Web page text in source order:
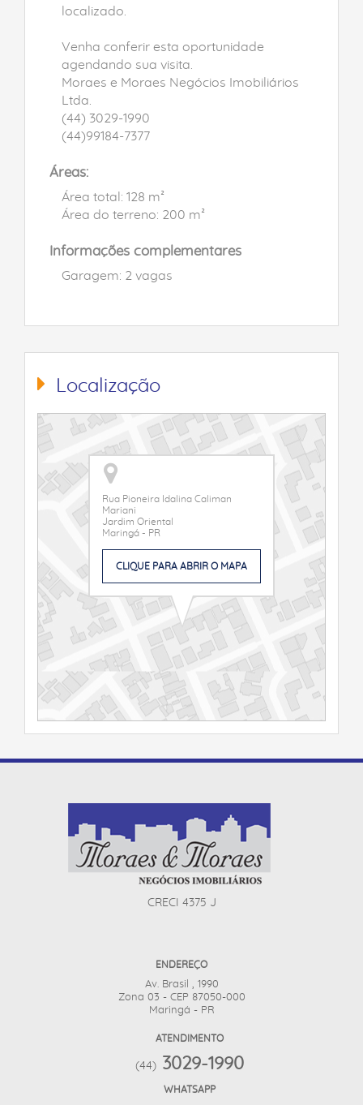
localizado.
Venha conferir esta oportunidade
agendando sua visita.
Moraes e Moraes Negócios Imobiliários
Ltda.
(44) 3029-1990
(44)99184-7377
Áreas:
Área total: 128 m²
Área do terreno: 200 m²
Informações complementares
Garagem: 2 vagas
Localização
Rua Pioneira Idalina Caliman
Mariani
Jardim Oriental
Maringá - PR
CLIQUE PARA ABRIR O MAPA
CRECI 4375 J
ENDEREÇO
Av. Brasil , 1990
Zona 03 - CEP 87050-000
Maringá - PR
ATENDIMENTO
(44) 3029-1990
WHATSAPP